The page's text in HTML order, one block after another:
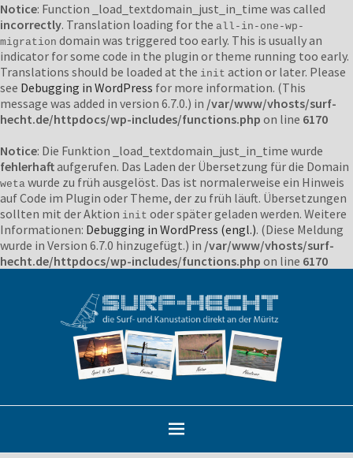
Notice: Function _load_textdomain_just_in_time was called
incorrectly. Translation loading for the all-in-one-wp-
migration domain was triggered too early. This is usually an
indicator for some code in the plugin or theme running too early.
Translations should be loaded at the init action or later. Please
see Debugging in WordPress for more information. (This
message was added in version 6.7.0.) in /var/www/vhosts/surf-
hecht.de/httpdocs/wp-includes/functions.php on line 6170
Notice: Die Funktion _load_textdomain_just_in_time wurde
fehlerhaftaufgerufen. Das Laden der Übersetzung für die Domain
weta wurde zu früh ausgelöst. Das ist normalerweise ein Hinweis
auf Code im Plugin oder Theme, der zu früh läuft. Übersetzungen
sollten mit der Aktion init oder später geladen werden. Weitere
Informationen: Debugging in WordPress (engl.). (Diese Meldung
wurde in Version 6.7.0 hinzugefügt.) in /var/www/vhosts/surf-
hecht.de/httpdocs/wp-includes/functions.php on line 6170